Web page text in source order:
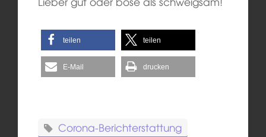
teilen teilen
E-Mail drucken
Corona-Berichterstattung